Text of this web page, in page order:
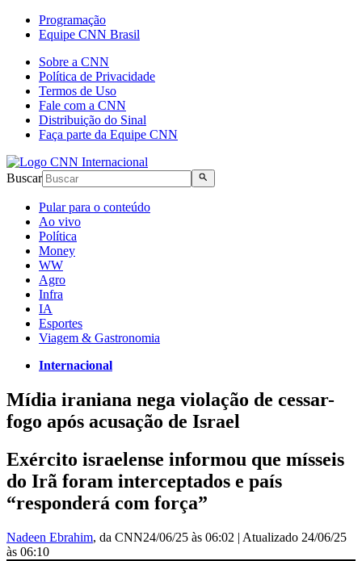
Programação
Equipe CNN Brasil
Sobre a CNN
Política de Privacidade
Termos de Uso
Fale com a CNN
Distribuição do Sinal
Faça parte da Equipe CNN
Buscar
Pular para o conteúdo
Ao vivo
Política
Money
WW
Agro
Infra
IA
Esportes
Viagem & Gastronomia
Internacional
Mídia iraniana nega violação de cessar-
fogo após acusação de Israel
Exército israelense informou que mísseis
do Irã foram interceptados e país
“responderá com força”
Nadeen Ebrahim, da CNN24/06/25 às 06:02 | Atualizado 24/06/25
às 06:10